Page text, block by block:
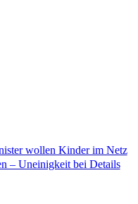
wollen Kinder im Netz
– Uneinigkeit bei Details